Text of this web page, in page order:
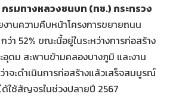
กรมทางหลวงชนบท (ทช.) กระทรวง
งานความคืบหน้าโครงการขยายถนน
า 52% ขณะนี้อยู่ในระหว่างการก่อสร้าง
ดม สะพานข้ามคลองบางภูมิ และงาน
าจะดำเนินการก่อสร้างแล้วเสร็จสมบูรณ์
ด้ใช้สัญจรในช่วงปลายปี 2567